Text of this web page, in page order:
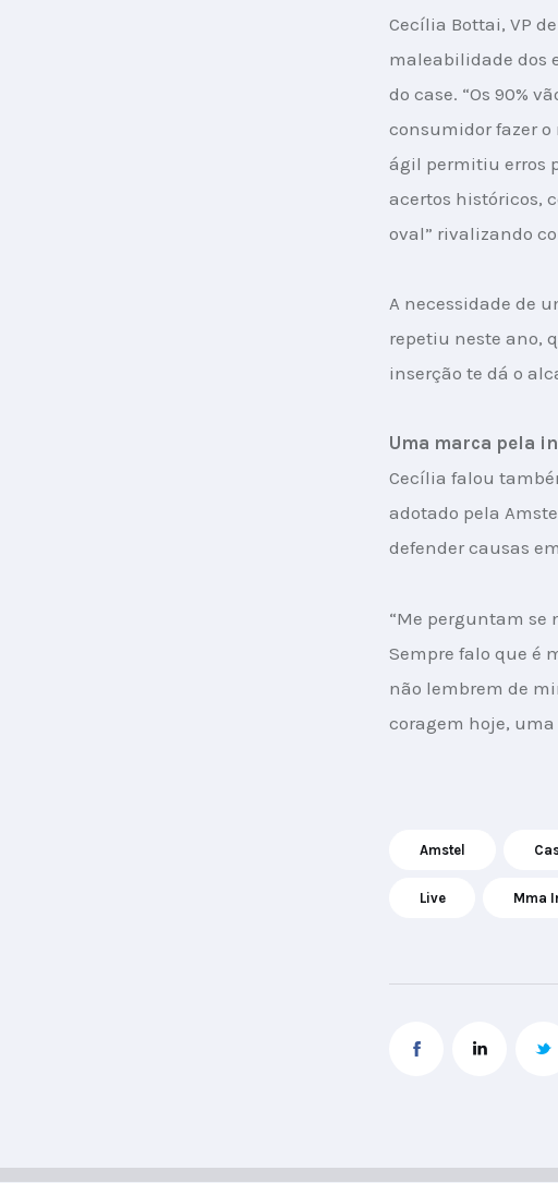
Cecília Bottai, VP
maleabilidade dos
do case. “Os 90%
consumidor fazer o
ágil permitiu erros
acertos históricos,
oval” rivalizando
A necessidade de
repetiu neste ano,
inserção te dá o
Uma marca pela
Cecília falou
adotado pela
defender causas
“Me perguntam se
Sempre falo que é
não lembrem de
coragem hoje,
Amstel
Live Mma